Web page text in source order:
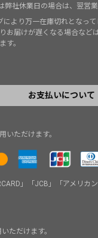
弊社休業日の場合は、翌営業
により万一在庫切れとなっ
お届けが遅くなる場合など
す。
お支払いについて
いただけます。
」「JCB」「アメリカ
ただけます。